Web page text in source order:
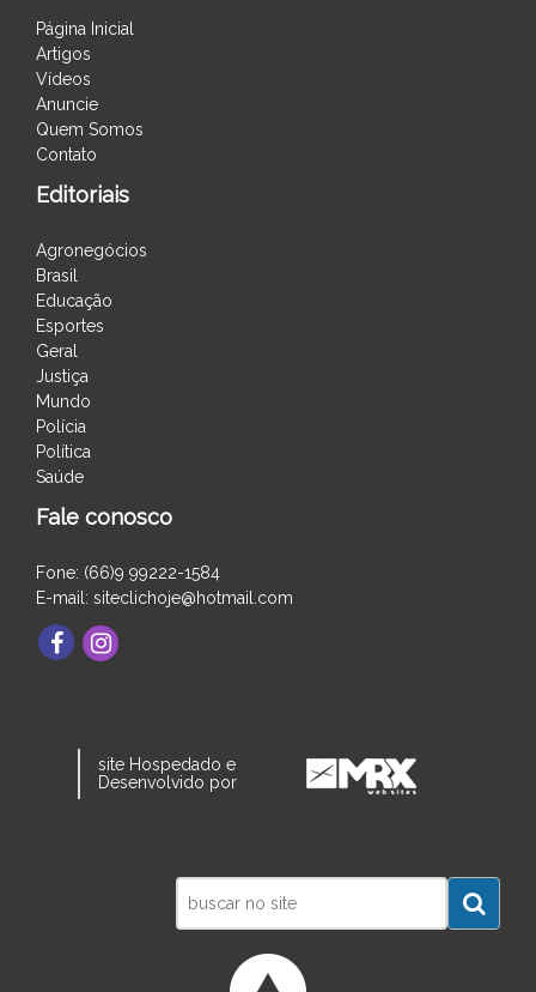
Página Inicial
Artigos
Vídeos
Anuncie
Quem Somos
Contato
Editoriais
Agronegócios
Brasil
Educação
Esportes
Geral
Justiça
Mundo
Polícia
Política
Saúde
Fale conosco
Fone: (66)9 99222-1584
E-mail: siteclichoje@hotmail.com
site Hospedado e
Desenvolvido por